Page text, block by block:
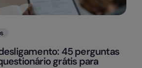
45 perguntas
grátis para